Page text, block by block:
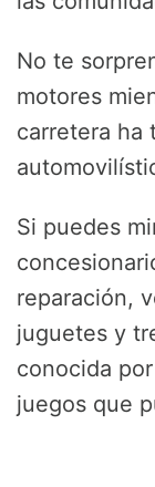
No te
motores
carretera ha
Si puedes
reparación,
juguetes y
conocida
juegos que